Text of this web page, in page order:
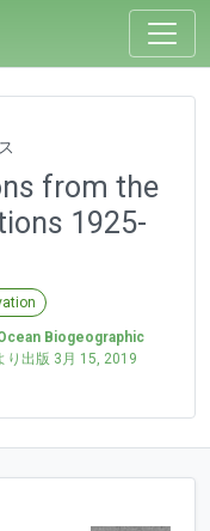
from the
1925-
Biogeographic
り出版 3月 15, 2019